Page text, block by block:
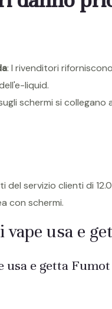
: I rivenditori
liquid.
schermi si
servizio clienti di
con schermi.
usa e
usa e getta